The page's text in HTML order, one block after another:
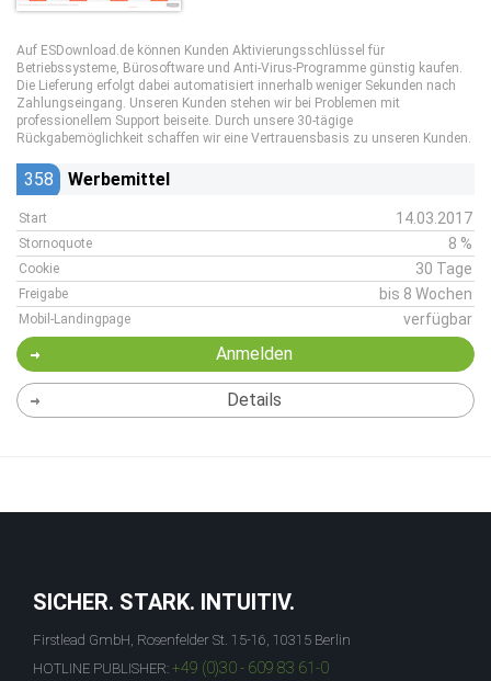
Auf ESDownload.de können Kunden Aktivierungsschlüssel für
Betriebssysteme, Bürosoftware und Anti-Virus-Programme günstig kaufen.
Die Lieferung erfolgt dabei automatisiert innerhalb weniger Sekunden nach
Zahlungseingang. Unseren Kunden stehen wir bei Problemen mit
professionellem Support beiseite. Durch unsere 30-tägige
Rückgabemöglichkeit schaffen wir eine Vertrauensbasis zu unseren Kunden.
358 Werbemittel
Start 14.03.2017
Stornoquote 8 %
Cookie 30 Tage
Freigabe bis 8 Wochen
Mobil-Landingpage verfügbar
Anmelden
Details
SICHER. STARK. INTUITIV.
Firstlead GmbH, Rosenfelder St. 15-16, 10315 Berlin
HOTLINE PUBLISHER: +49 (0)30 - 609 83 61-0